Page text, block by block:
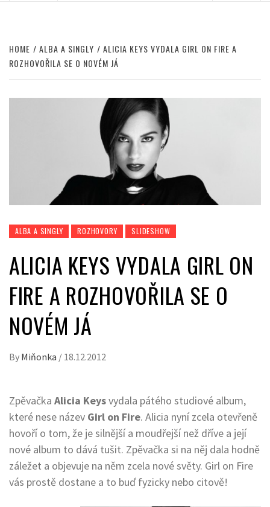
HOME ALBA A SINGLY
ALICIA KEYS VYDALA GIRL ON FIRE A
ROZHOVOŘILA SE O NOVÉM JÁ
ALBA A SINGLY ROZHOVORY SLIDESHOW
ALICIA KEYS VYDALA GIRL ON
FIRE A ROZHOVOŘILA SE O
NOVÉM JÁ
By Miňonka / 18.12.2012
Zpěvačka Alicia Keysvydala pátého studiové album,
které nese název Girl on Fire. Alicia nyní zcela otevřeně
hovoří o tom, že je silnější a moudřejší než dříve a její
nové album to dává tušit. Zpěvačka si na něj dala hodně
záležet a objevuje na něm zcela nové světy. Girl on Fire
vás prostě dostane a to buď fyzicky nebo citově!